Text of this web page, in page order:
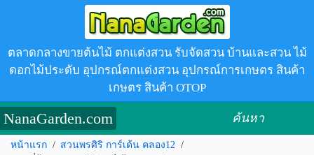
ตลาดกลางขายต้นไม้ ตกแต่งสวน รับจัดสวน บ้านและสวน ไม้
ดอกไม้ประดับ อุปกรณ์ตกแต่งสวน อุปกรณ์การเกษตร สินค้า
เกษตร สินค้า OTOP
NanaGarden.com ค้นหา
หน้าแรก / สวนพรศิริ การ์เด้น คลอง12 /